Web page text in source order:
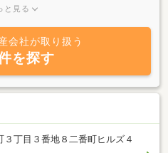
タートとなるお部屋探し・・・
援します！ また売買物件につい
法律、資金計画まで専門スタッフ
様の理想の住まいが実現します。
い。
と見る
会社が取り扱う
を探す
丁目３番地８二番町ヒルズ４